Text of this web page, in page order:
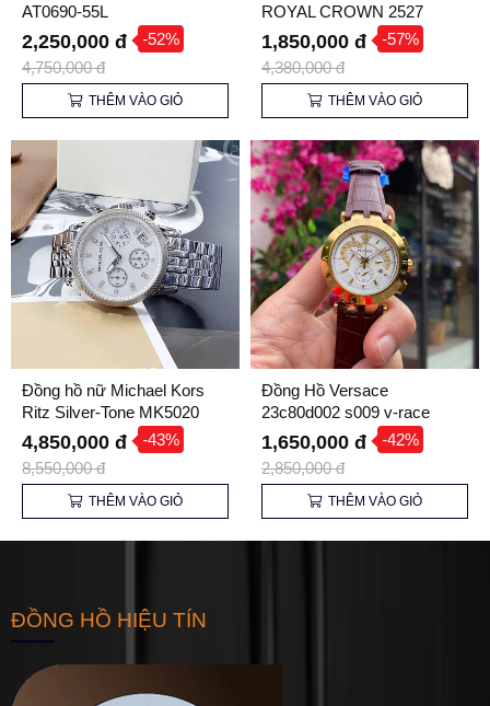
AT0690-55L
2,250,000 đ -52%
4,750,000 đ
THÊM VÀO GIỎ
ROYAL CROWN 2527
JEWELRY
1,850,000 đ -57%
4,380,000 đ
THÊM VÀO GIỎ
Đồng hồ nữ Michael Kors
Ritz Silver-Tone MK5020
4,850,000 đ -43%
8,550,000 đ
THÊM VÀO GIỎ
Đồng Hồ Versace
23c80d002 s009 v-race
chrono
1,650,000 đ -42%
2,850,000 đ
THÊM VÀO GIỎ
ĐỒNG HỒ HIỆU TÍN